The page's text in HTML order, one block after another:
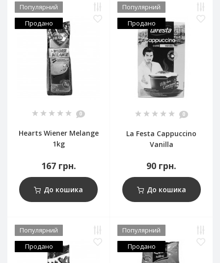
Популярний
Продано
0
Hearts Wiener Melange
1kg
167 грн.
До кошика
Популярний
Продано
0
La Festa Cappuccino
Vanilla
90 грн.
До кошика
Популярний
Продано
Популярний
Продано